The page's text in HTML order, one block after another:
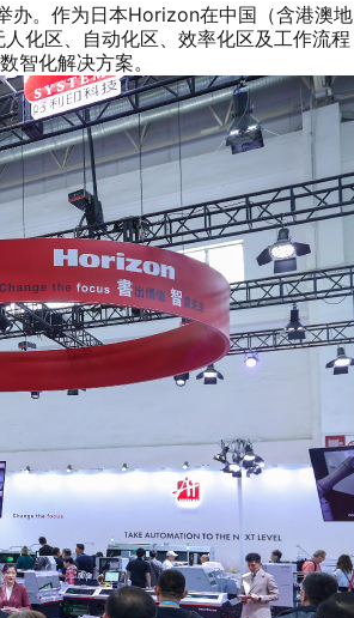
办。作为日本Horizon在中国（含港澳地
化区、自动化区、效率化区及工作流程
智化解决方案。